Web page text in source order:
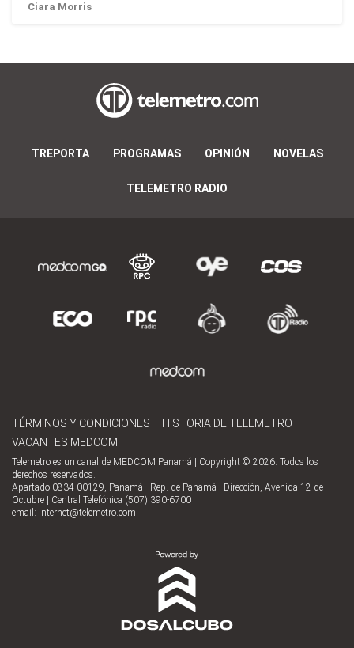
Ciara Morris
TREPORTA PROGRAMAS OPINIÓN NOVELAS
TELEMETRO RADIO
TÉRMINOS Y CONDICIONES
HISTORIA DE TELEMETRO
VACANTES MEDCOM
Telemetro es un canal de MEDCOM Panamá | Copyright © 2026. Todos los
derechos reservados.
Apartado 0834-00129, Panamá - Rep. de Panamá | Dirección, Avenida 12 de
Octubre | Central Telefónica (507) 390-6700
email: internet@telemetro.com